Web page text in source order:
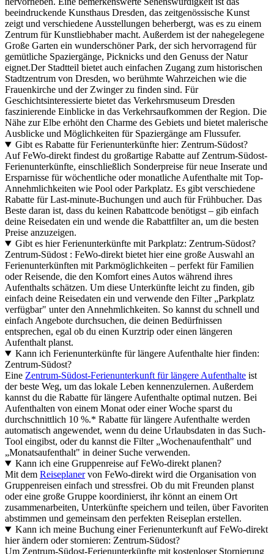
beeindruckende Kunsthaus Dresden, das zeitgenössische Kunst
zeigt und verschiedene Ausstellungen beherbergt, was es zu einem
Zentrum für Kunstliebhaber macht. Außerdem ist der nahegelegene
Große Garten ein wunderschöner Park, der sich hervorragend für
gemütliche Spaziergänge, Picknicks und den Genuss der Natur
eignet.Der Stadtteil bietet auch einfachen Zugang zum historischen
Stadtzentrum von Dresden, wo berühmte Wahrzeichen wie die
Frauenkirche und der Zwinger zu finden sind. Für
Geschichtsinteressierte bietet das Verkehrsmuseum Dresden
faszinierende Einblicke in das Verkehrsaufkommen der Region. Die
Nähe zur Elbe erhöht den Charme des Gebiets und bietet malerische
Ausblicke und Möglichkeiten für Spaziergänge am Flussufer.
Gibt es Rabatte für Ferienunterkünfte hier: Zentrum-Südost?
Auf FeWo-direkt findest du großartige Rabatte auf Zentrum-Südost-
Ferienunterkünfte, einschließlich Sonderpreise für neue Inserate und
Ersparnisse für wöchentliche oder monatliche Aufenthalte mit Top-
Annehmlichkeiten wie Pool oder Parkplatz. Es gibt verschiedene
Rabatte für Last-minute-Buchungen und auch für Frühbucher. Das
Beste daran ist, dass du keinen Rabattcode benötigst – gib einfach
deine Reisedaten ein und wende die Rabattfilter an, um die besten
Preise anzuzeigen.
Gibt es hier Ferienunterkünfte mit Parkplatz: Zentrum-Südost?
Zentrum-Südost : FeWo-direkt bietet hier eine große Auswahl an
Ferienunterkünften mit Parkmöglichkeiten – perfekt für Familien
oder Reisende, die den Komfort eines Autos während ihres
Aufenthalts schätzen. Um diese Unterkünfte leicht zu finden, gib
einfach deine Reisedaten ein und verwende den Filter „Parkplatz
verfügbar" unter den Annehmlichkeiten. So kannst du schnell und
einfach Angebote durchsuchen, die deinen Bedürfnissen
entsprechen, egal ob du einen Kurztrip oder einen längeren
Aufenthalt planst.
Kann ich Ferienunterkünfte für längere Aufenthalte hier finden:
Zentrum-Südost?
Eine Zentrum-Südost-Ferienunterkunft für längere Aufenthalte ist
der beste Weg, um das lokale Leben kennenzulernen. Außerdem
kannst du die Rabatte für längere Aufenthalte optimal nutzen. Bei
Aufenthalten von einem Monat oder einer Woche sparst du
durchschnittlich 10 %.* Rabatte für längere Aufenthalte werden
automatisch angewendet, wenn du deine Urlaubsdaten in das Such-
Tool eingibst, oder du kannst die Filter „Wochenaufenthalt" und
„Monatsaufenthalt" in deiner Suche verwenden.
Kann ich eine Gruppenreise auf FeWo-direkt planen?
Mit dem Reiseplanervon FeWo-direkt wird die Organisation von
Gruppenreisen einfach und stressfrei. Ob du mit Freunden planst
oder eine große Gruppe koordinierst, ihr könnt an einem Ort
zusammenarbeiten, Unterkünfte speichern und teilen, über Favoriten
abstimmen und gemeinsam den perfekten Reiseplan erstellen.
Kann ich meine Buchung einer Ferienunterkunft auf FeWo-direkt
hier ändern oder stornieren: Zentrum-Südost?
Um Zentrum-Südost-Ferienunterkünfte mit kostenloser Stornierung